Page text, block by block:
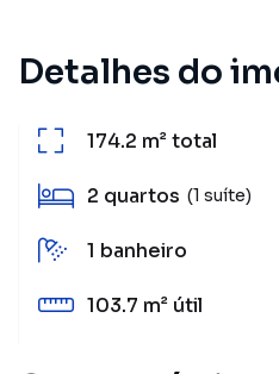
Detalhes do
174.2 m²total
2 quartos (1 suíte)
1 banheiro
103.7 m² útil